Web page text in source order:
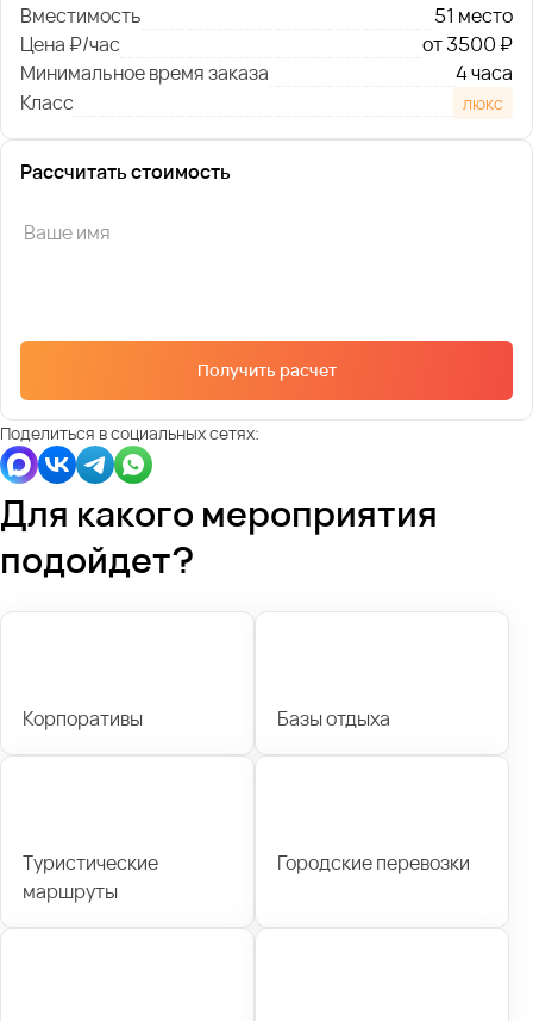
Вместимость
51 место
Цена ₽/час
от 3500 ₽
Минимальное время заказа
4 часа
Класс
люкс
Рассчитать стоимость
Получить расчет
Поделиться в социальных сетях:
Для какого мероприятия
подойдет?
Корпоративы Базы отдыха
Туристические
маршруты
Городские перевозки